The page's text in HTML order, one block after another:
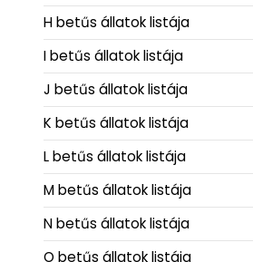
H betűs állatok listája
I betűs állatok listája
J betűs állatok listája
K betűs állatok listája
L betűs állatok listája
M betűs állatok listája
N betűs állatok listája
O betűs állatok listája